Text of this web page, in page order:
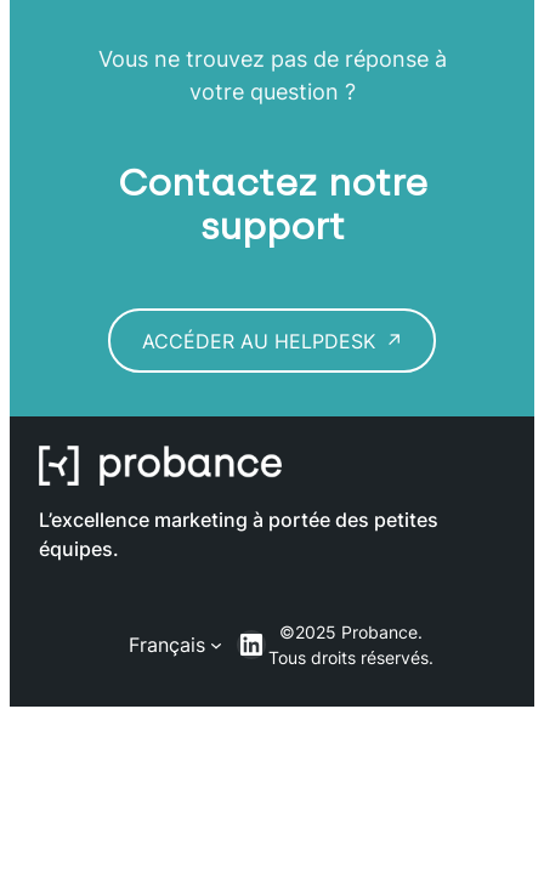
Vous ne trouvez pas de réponse à
votre question ?
Contactez notre
support
ACCÉDER AU HELPDESK
L’excellence marketing à portée des petites
équipes.
Français LinkedIn
©2025 Probance.
Tous droits réservés.